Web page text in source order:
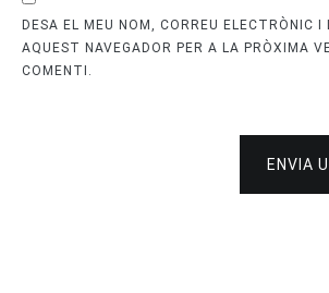
DESA EL MEU NOM, CORREU ELECTRÒNIC I
AQUEST NAVEGADOR PER A LA PRÒXIMA
COMENTI.
ENVIA